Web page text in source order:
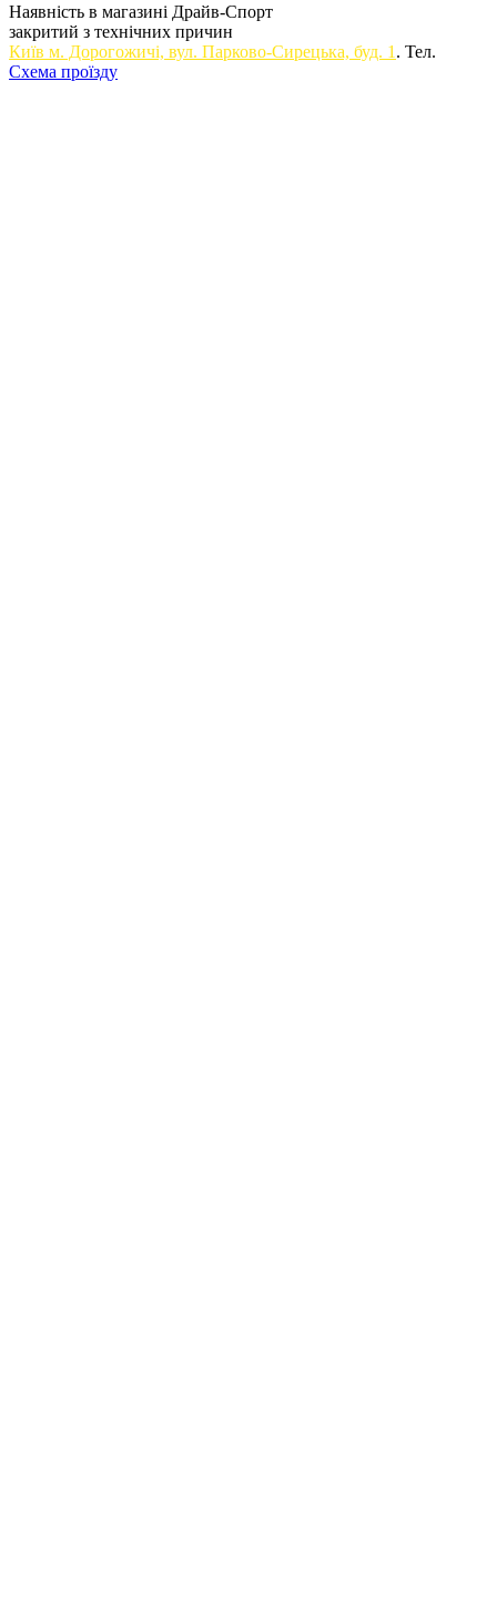
Наявність в магазині Драйв-Спорт
закритий з технічних причин
Київ м. Дорогожичi, вул. Парково-Сирецька, буд. 1 . Тел.
Схема проїзду